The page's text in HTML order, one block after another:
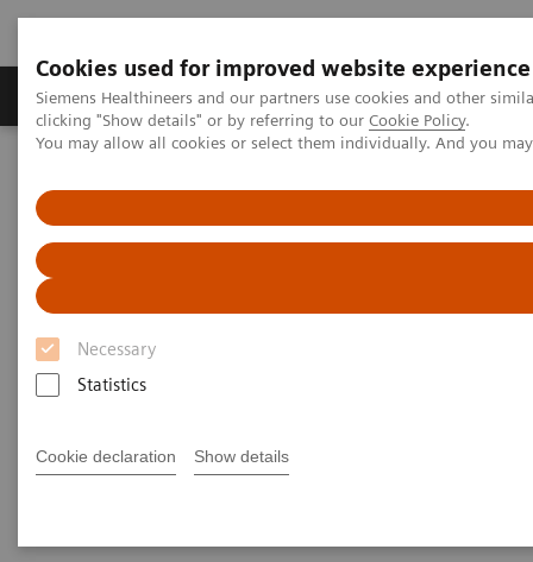
Cookies used for improved website experience
Siemens Healthineers and our partners use cookies and other
clicking "Show details" or by referring to our Cookie Policy.
You may allow all cookies or select them individually. And you
Necessary
Statistics
Cookie declaration Show details
Продукты и решения Клинические
Компьютерная томография
Опции и обновления
Компьютерная томография — программное обеспечение для
клинического применения
syngo
syngo.CT DE Calculi
Characterization